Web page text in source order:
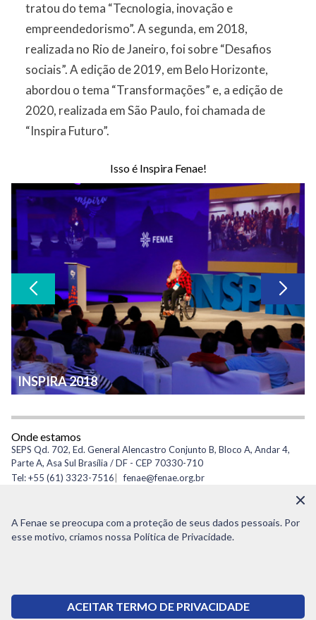
tratou do tema “Tecnologia, inovação e
empreendedorismo”. A segunda, em 2018,
realizada no Rio de Janeiro, foi sobre “Desafios
sociais”. A edição de 2019, em Belo Horizonte,
abordou o tema “Transformações” e, a edição de
2020, realizada em São Paulo, foi chamada de
“Inspira Futuro”.
Isso é Inspira Fenae!
INSPIRA 2018
Onde estamos
SEPS Qd. 702, Ed. General Alencastro Conjunto B, Bloco A, Andar 4,
Parte A, Asa Sul Brasília / DF - CEP 70330-710
Tel: +55 (61) 3323-7516
fenae@fenae.org.br
A Fenae se preocupa com a proteção de seus dados pessoais. Por
esse motivo, criamos nossa Política de Privacidade.
ACEITAR TERMO DE PRIVACIDADE